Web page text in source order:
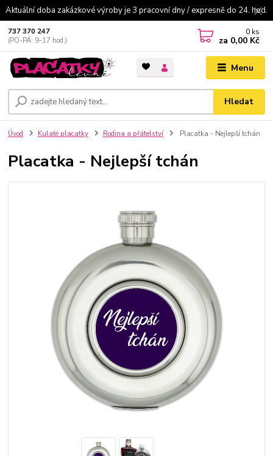
Aktuální doba zakázkové výroby je 3 pracovní dny / expresně do 24. hod.
Menu
Hledat
737 370 247
(PO-PÁ: 9-17 hod.)
0 ks
za 0,00 Kč
Úvod Kulaté placatky Rodina a přátelství Placatka - Nejlepší tchán
Placatka - Nejlepší tchán